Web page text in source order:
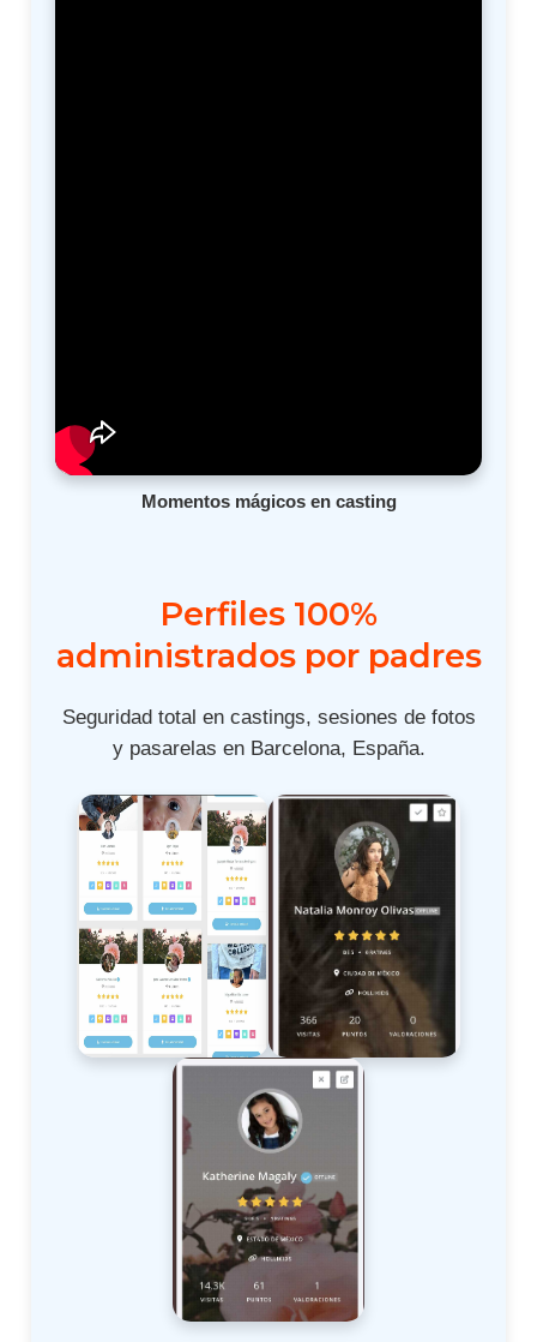
Momentos mágicos en casting
Perfiles 100%
administrados por padres
Seguridad total en castings, sesiones de fotos
y pasarelas en Barcelona, España.